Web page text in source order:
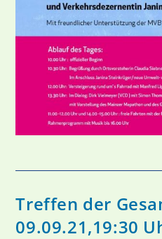
Treffen der
09.09.21,19:30